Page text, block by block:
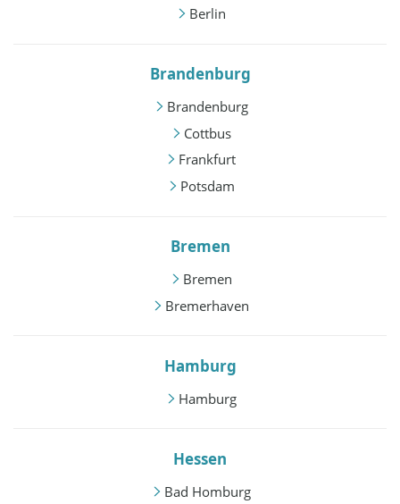
Berlin
Brandenburg
Brandenburg
Cottbus
Frankfurt
Potsdam
Bremen
Bremen
Bremerhaven
Hamburg
Hamburg
Hessen
Bad Homburg